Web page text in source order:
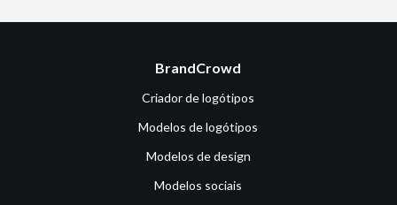
BrandCrowd
Criador de logótipos
Modelos de logótipos
Modelos de design
Modelos sociais